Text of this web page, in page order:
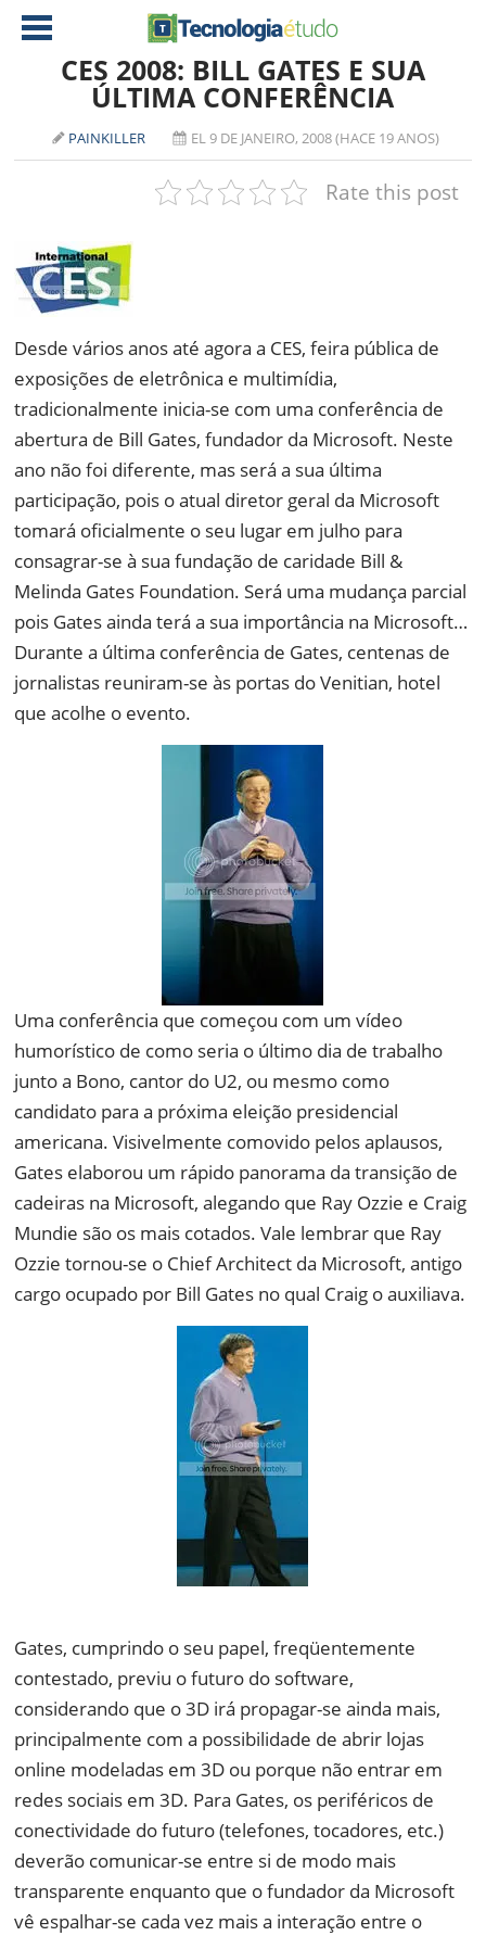
AMD
ATI
NVIDIA
NOTEBOOKS
TABLETS
IOS
NOKIA
JOGOS
DOWNLOADS
CES 2008: BILL GATES E SUA
ÚLTIMA CONFERÊNCIA
PAINKILLER EL 9 DE JANEIRO, 2008 (HACE 19 ANOS)
Rate this post
Desde vários anos até agora a CES, feira pública de
exposições de eletrônica e multimídia,
tradicionalmente inicia-se com uma conferência de
abertura de Bill Gates, fundador da Microsoft. Neste
ano não foi diferente, mas será a sua última
participação, pois o atual diretor geral da Microsoft
tomará oficialmente o seu lugar em julho para
consagrar-se à sua fundação de caridade Bill &
Melinda Gates Foundation. Será uma mudança parcial
pois Gates ainda terá a sua importância na Microsoft…
Durante a última conferência de Gates, centenas de
jornalistas reuniram-se às portas do Venitian, hotel
que acolhe o evento.
Uma conferência que começou com um vídeo
humorístico de como seria o último dia de trabalho
junto a Bono, cantor do U2, ou mesmo como
candidato para a próxima eleição presidencial
americana. Visivelmente comovido pelos aplausos,
Gates elaborou um rápido panorama da transição de
cadeiras na Microsoft, alegando que Ray Ozzie e Craig
Mundie são os mais cotados. Vale lembrar que Ray
Ozzie tornou-se o Chief Architect da Microsoft, antigo
cargo ocupado por Bill Gates no qual Craig o auxiliava.
Gates, cumprindo o seu papel, freqüentemente
contestado, previu o futuro do software,
considerando que o 3D irá propagar-se ainda mais,
principalmente com a possibilidade de abrir lojas
online modeladas em 3D ou porque não entrar em
redes sociais em 3D. Para Gates, os periféricos de
conectividade do futuro (telefones, tocadores, etc.)
deverão comunicar-se entre si de modo mais
transparente enquanto que o fundador da Microsoft
vê espalhar-se cada vez mais a interação entre o